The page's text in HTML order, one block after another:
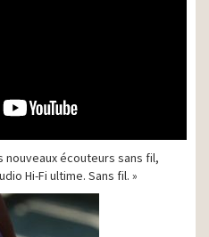
nouveaux écouteurs sans fil,
Hi-Fi ultime. Sans fil. »